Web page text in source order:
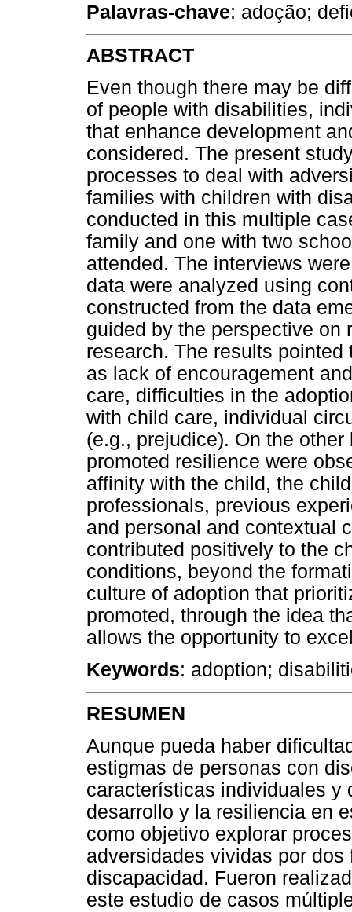
Palavras-chave: adoção;
ABSTRACT
Even though there may be
of people with disabilities,
that enhance development
considered. The present
processes to deal with
families with children with
conducted in this multiple
family and one with two
attended. The interviews
data were analyzed using
constructed from the data
guided by the perspective on
research. The results
as lack of encouragement
care, difficulties in the
with child care, individual
(e.g., prejudice). On the
promoted resilience were
affinity with the child, the
professionals, previous
and personal and contextual
contributed positively to the
conditions, beyond the
culture of adoption that
promoted, through the idea
allows the opportunity to
Keywords: adoption;
RESUMEN
Aunque pueda haber
estigmas de personas con
características individuales y
desarrollo y la resiliencia en
como objetivo explorar
adversidades vividas por
discapacidad. Fueron
este estudio de casos